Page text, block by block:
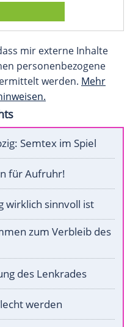
mir externe Inhalte
personenbezogene
werden. Mehr
Semtex im Spiel
für Aufruhr!
wirklich sinnvoll ist
zum Verbleib des
des Lenkrades
werden